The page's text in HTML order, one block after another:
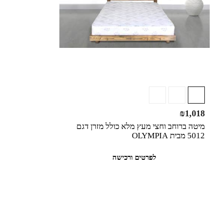
מיטה ברוחב וחצי מעץ מלא כולל מזרן דגם
5012 מבית OLYMPIA
₪1,018
לפרטים ורכישה